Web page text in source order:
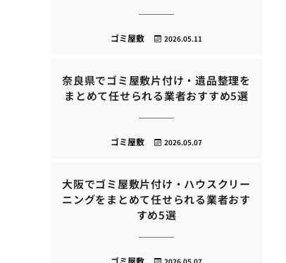
2026.05.11
ゴミ屋敷
奈良県でゴミ屋敷片付け・遺品整理を
まとめて任せられる業者おすすめ5選
2026.05.07
ゴミ屋敷
大阪でゴミ屋敷片付け・ハウスクリー
ニングをまとめて任せられる業者おす
すめ5選
2026.05.07
ゴミ屋敷